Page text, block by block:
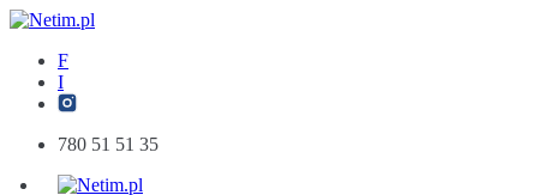
F
I
780 51 51 35